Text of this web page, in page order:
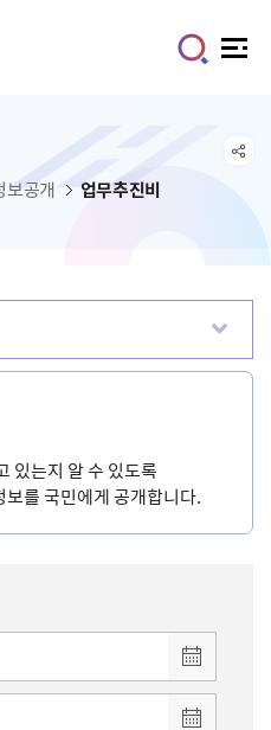
보공개 업무추진비
있는지 알 수 있도록
를 국민에게 공개합니다.